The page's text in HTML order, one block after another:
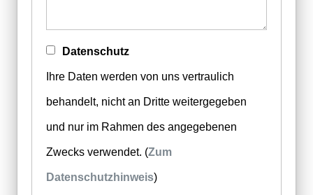
Datenschutz
Ihre Daten werden von uns vertraulich
behandelt, nicht an Dritte weitergegeben
und nur im Rahmen des angegebenen
Zwecks verwendet. (Zum
Datenschutzhinweis)